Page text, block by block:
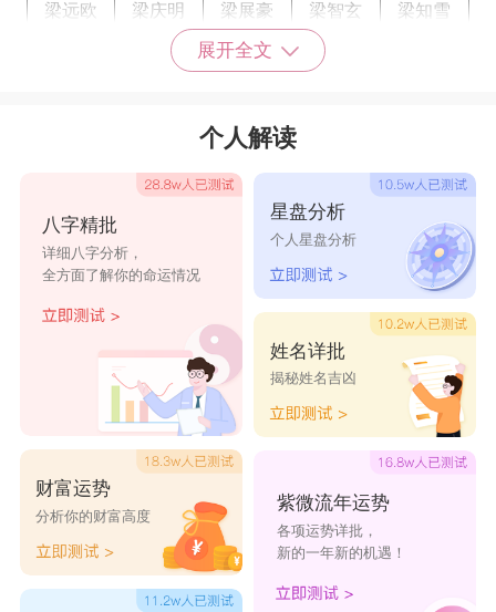
梁远欧 梁庆明 梁展豪 梁智玄 梁知雪
梁旭楠 梁圣依 梁文来
梁升俊 梁渝龙 梁启弘 梁道森
梁秦俊 梁良麒 梁建利 梁鹏森
梁志亦 梁家维 梁言建 梁岩纶 梁昭然
展开全文
个人解读
八字精批
详细八字分析，
全方面了解你的命运情况
财富运势
分析你的财富高度
星盘分析
个人星盘分析
姓名详批
揭秘姓名吉凶
紫微流年运势
各项运势详批，
新的一年新的机遇！